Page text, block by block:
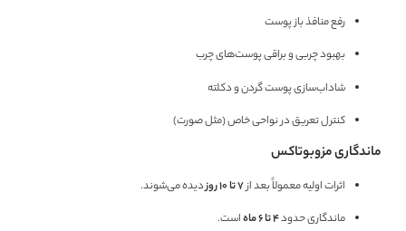
رفع منافذ باز پوست
بهبود چربی و براقی پوست‌های چرب
شاداب‌سازی پوست گردن و دکلته
کنترل تعریق در نواحی خاص (مثل صورت)
ماندگاری مزوبوتاکس
اثرات اولیه معمولاً بعد از۷ تا ۱۰ روز
دیده می‌شوند.
ماندگاری حدود۴ تا ۶ ماه است.